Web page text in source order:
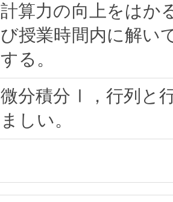
計算力の向上をはか
び授業時間内に解い
微分積分Ⅰ，行列と